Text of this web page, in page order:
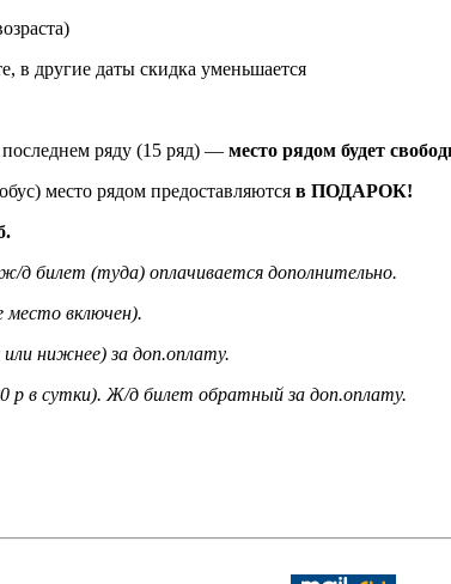
в другие даты скидка уменьшается
ряду (15 ряд) — место рядом будет
место рядом предоставляются в ПОДАРОК!
билет (туда) оплачивается дополнительно.
место включен).
нижнее) за доп.оплату.
р в сутки). Ж/д билет обратный за доп.оплату.